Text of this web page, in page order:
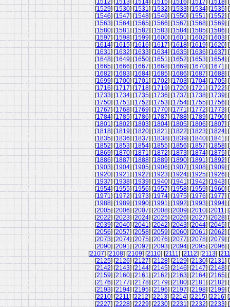
[1512] [1513] [1514] [1515] [1516] [1517] [1518] [
[1529] [1530] [1531] [1532] [1533] [1534] [1535] [
[1546] [1547] [1548] [1549] [1550] [1551] [1552] [
[1563] [1564] [1565] [1566] [1567] [1568] [1569] [
[1580] [1581] [1582] [1583] [1584] [1585] [1586] [
[1597] [1598] [1599] [1600] [1601] [1602] [1603] [
[1614] [1615] [1616] [1617] [1618] [1619] [1620] [
[1631] [1632] [1633] [1634] [1635] [1636] [1637] [
[1648] [1649] [1650] [1651] [1652] [1653] [1654] [
[1665] [1666] [1667] [1668] [1669] [1670] [1671] [
[1682] [1683] [1684] [1685] [1686] [1687] [1688] [
[1699] [1700] [1701] [1702] [1703] [1704] [1705] [
[1716] [1717] [1718] [1719] [1720] [1721] [1722] [
[1733] [1734] [1735] [1736] [1737] [1738] [1739] [
[1750] [1751] [1752] [1753] [1754] [1755] [1756] [
[1767] [1768] [1769] [1770] [1771] [1772] [1773] [
[1784] [1785] [1786] [1787] [1788] [1789] [1790] [
[1801] [1802] [1803] [1804] [1805] [1806] [1807] [
[1818] [1819] [1820] [1821] [1822] [1823] [1824] [
[1835] [1836] [1837] [1838] [1839] [1840] [1841] [
[1852] [1853] [1854] [1855] [1856] [1857] [1858] [
[1869] [1870] [1871] [1872] [1873] [1874] [1875] [
[1886] [1887] [1888] [1889] [1890] [1891] [1892] [
[1903] [1904] [1905] [1906] [1907] [1908] [1909] [
[1920] [1921] [1922] [1923] [1924] [1925] [1926] [
[1937] [1938] [1939] [1940] [1941] [1942] [1943] [
[1954] [1955] [1956] [1957] [1958] [1959] [1960] [
[1971] [1972] [1973] [1974] [1975] [1976] [1977] [
[1988] [1989] [1990] [1991] [1992] [1993] [1994] [
[2005] [2006] [2007] [2008] [2009] [2010] [2011] [
[2022] [2023] [2024] [2025] [2026] [2027] [2028] [
[2039] [2040] [2041] [2042] [2043] [2044] [2045] [
[2056] [2057] [2058] [2059] [2060] [2061] [2062] [
[2073] [2074] [2075] [2076] [2077] [2078] [2079] [
[2090] [2091] [2092] [2093] [2094] [2095] [2096] [
[2107] [2108] [2109] [2110] [2111] [2112] [2113] [
[2125] [2126] [2127] [2128] [2129] [2130] [2131] [
[2142] [2143] [2144] [2145] [2146] [2147] [2148] [
[2159] [2160] [2161] [2162] [2163] [2164] [2165] [
[2176] [2177] [2178] [2179] [2180] [2181] [2182] [
[2193] [2194] [2195] [2196] [2197] [2198] [2199] [
[2210] [2211] [2212] [2213] [2214] [2215] [2216] [
[2227] [2228] [2229] [2230] [2231] [2232] [2233] [